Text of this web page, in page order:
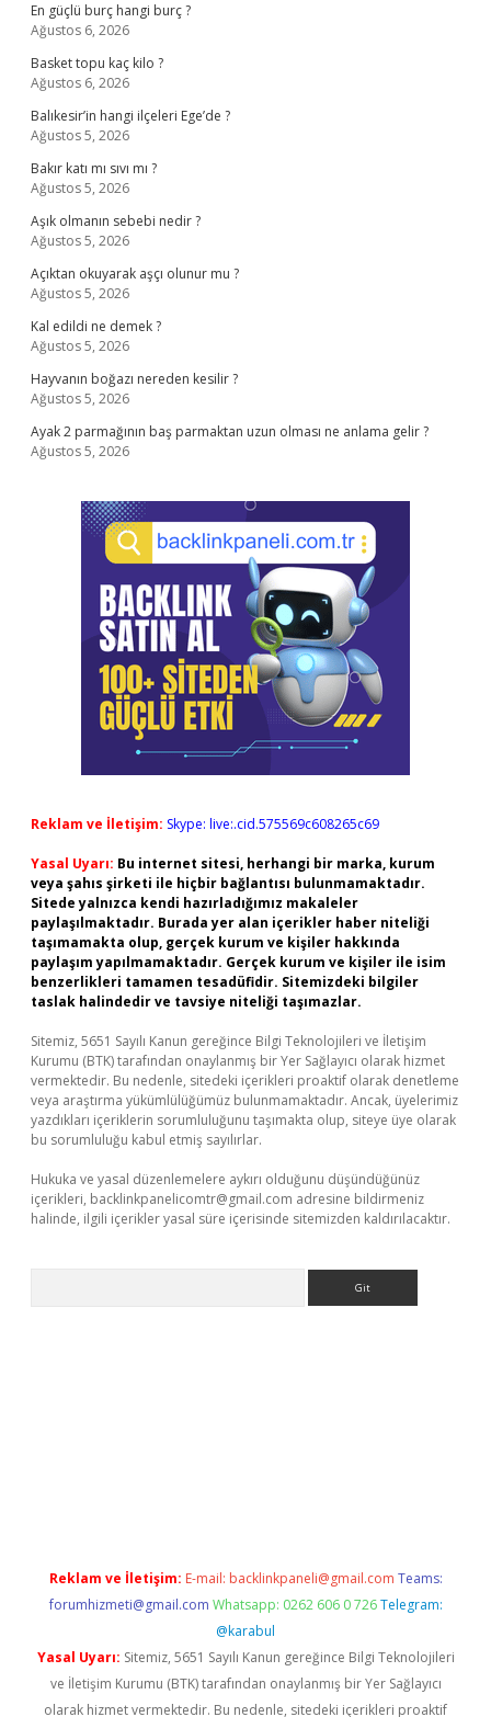
En güçlü burç hangi burç ?
Ağustos 6, 2026
Basket topu kaç kilo ?
Ağustos 6, 2026
Balıkesir’in hangi ilçeleri Ege’de ?
Ağustos 5, 2026
Bakır katı mı sıvı mı ?
Ağustos 5, 2026
Aşık olmanın sebebi nedir ?
Ağustos 5, 2026
Açıktan okuyarak aşçı olunur mu ?
Ağustos 5, 2026
Kal edildi ne demek ?
Ağustos 5, 2026
Hayvanın boğazı nereden kesilir ?
Ağustos 5, 2026
Ayak 2 parmağının baş parmaktan uzun olması ne anlama gelir ?
Ağustos 5, 2026
Reklam ve İletişim: Skype: live:.cid.575569c608265c69
Yasal Uyarı: Bu internet sitesi, herhangi bir marka, kurum
veya şahıs şirketi ile hiçbir bağlantısı bulunmamaktadır.
Sitede yalnızca kendi hazırladığımız makaleler
paylaşılmaktadır. Burada yer alan içerikler haber niteliği
taşımamakta olup, gerçek kurum ve kişiler hakkında
paylaşım yapılmamaktadır. Gerçek kurum ve kişiler ile isim
benzerlikleri tamamen tesadüfidir. Sitemizdeki bilgiler
taslak halindedir ve tavsiye niteliği taşımazlar.
Sitemiz, 5651 Sayılı Kanun gereğince Bilgi Teknolojileri ve İletişim
Kurumu (BTK) tarafından onaylanmış bir Yer Sağlayıcı olarak hizmet
vermektedir. Bu nedenle, sitedeki içerikleri proaktif olarak denetleme
veya araştırma yükümlülüğümüz bulunmamaktadır. Ancak, üyelerimiz
yazdıkları içeriklerin sorumluluğunu taşımakta olup, siteye üye olarak
bu sorumluluğu kabul etmiş sayılırlar.
Hukuka ve yasal düzenlemelere aykırı olduğunu düşündüğünüz
içerikleri, backlinkpanelicomtr@gmail.com adresine bildirmeniz
halinde, ilgili içerikler yasal süre içerisinde sitemizden kaldırılacaktır.
Reklam ve İletişim: E-mail: backlinkpaneli@gmail.com Teams:
forumhizmeti@gmail.com Whatsapp: 0262 606 0 726 Telegram:
@karabul
Yasal Uyarı: Sitemiz, 5651 Sayılı Kanun gereğince Bilgi Teknolojileri
ve İletişim Kurumu (BTK) tarafından onaylanmış bir Yer Sağlayıcı
olarak hizmet vermektedir. Bu nedenle, sitedeki içerikleri proaktif